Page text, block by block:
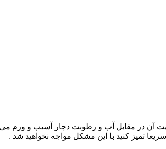
آن در مقابل آب و رطوبت دچار آسیب و ورم می
تمیز کنید با این مشکل مواجه نخواهید شد .